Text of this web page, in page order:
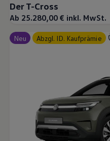
Der T-Cross
Ab 25.280,00 € inkl. MwSt.
Neu abzgl. ID. Kaufprämie